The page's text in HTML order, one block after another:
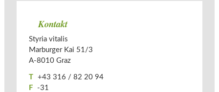
Kontakt
Styria vitalis
Marburger Kai 51/3
A-­8010 Graz
T +43 316 / 82 20 94
F
-31